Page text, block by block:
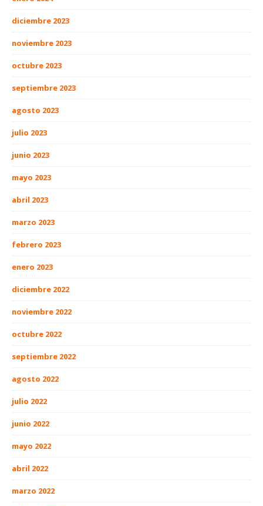
diciembre 2023
noviembre 2023
octubre 2023
septiembre 2023
agosto 2023
julio 2023
junio 2023
mayo 2023
abril 2023
marzo 2023
febrero 2023
enero 2023
diciembre 2022
noviembre 2022
octubre 2022
septiembre 2022
agosto 2022
julio 2022
junio 2022
mayo 2022
abril 2022
marzo 2022